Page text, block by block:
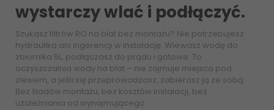
wystarczy wlać i podłączyć.
Szukasz filtrów RO na blat bez montażu? Nie potrzebujesz
hydraulika ani ingerencji w instalację. Wlewasz wodę do
zbiornika 5L, podłączasz do prądu i gotowe. To
oczyszczalnia wody na blat – nie zajmuje miejsca pod
zlewem, a jeśli się przeprowadzasz, zabierasz ją ze sobą.
Bez śladów montażu, bez kosztów instalacji, bez
uzależniania od wynajmującego.